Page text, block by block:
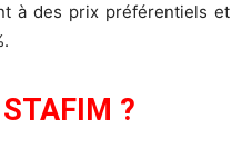
à des prix préférentiels et
?